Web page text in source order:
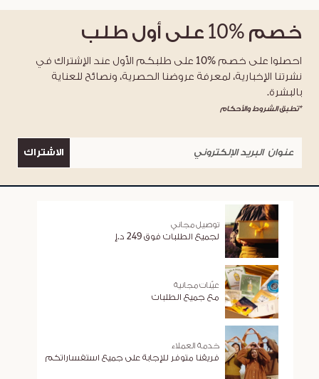
خصم %10 على أول طلب
احصلوا على خصم %10 على طلبكم الأول عند الإشتراك في
نشرتنا الإخبارية، لمعرفة عروضنا الحصرية، ونصائح للعناية
بالبشرة.
*تطبق الشروط والأحكام
الاشتراك
توصيل مجاني
لجميع الطلبات فوق 249 د.إ
عيّنات مجانية
مع جميع الطلبات
خدمة العملاء
فريقنا متوفر للإجابة على جميع استفساراتكم